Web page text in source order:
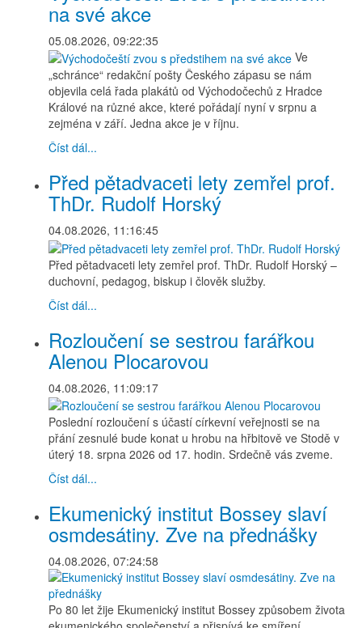
na své akce
05.08.2026, 09:22:35
Ve
„schránce“ redakční pošty Českého zápasu se nám
objevila celá řada plakátů od Východočechů z Hradce
Králové na různé akce, které pořádají nyní v srpnu a
zejména v září. Jedna akce je v říjnu.
Číst dál...
Před pětadvaceti lety zemřel prof.
ThDr. Rudolf Horský
04.08.2026, 11:16:45
Před pětadvaceti lety zemřel prof. ThDr. Rudolf Horský –
duchovní, pedagog, biskup i člověk služby.
Číst dál...
Rozloučení se sestrou farářkou
Alenou Plocarovou
04.08.2026, 11:09:17
Poslední rozloučení s účastí církevní veřejnosti se na
přání zesnulé bude konat u hrobu na hřbitově ve Stodě v
úterý 18. srpna 2026 od 17. hodin. Srdečně vás zveme.
Číst dál...
Ekumenický institut Bossey slaví
osmdesátiny. Zve na přednášky
04.08.2026, 07:24:58
Po 80 let žije Ekumenický institut Bossey způsobem života